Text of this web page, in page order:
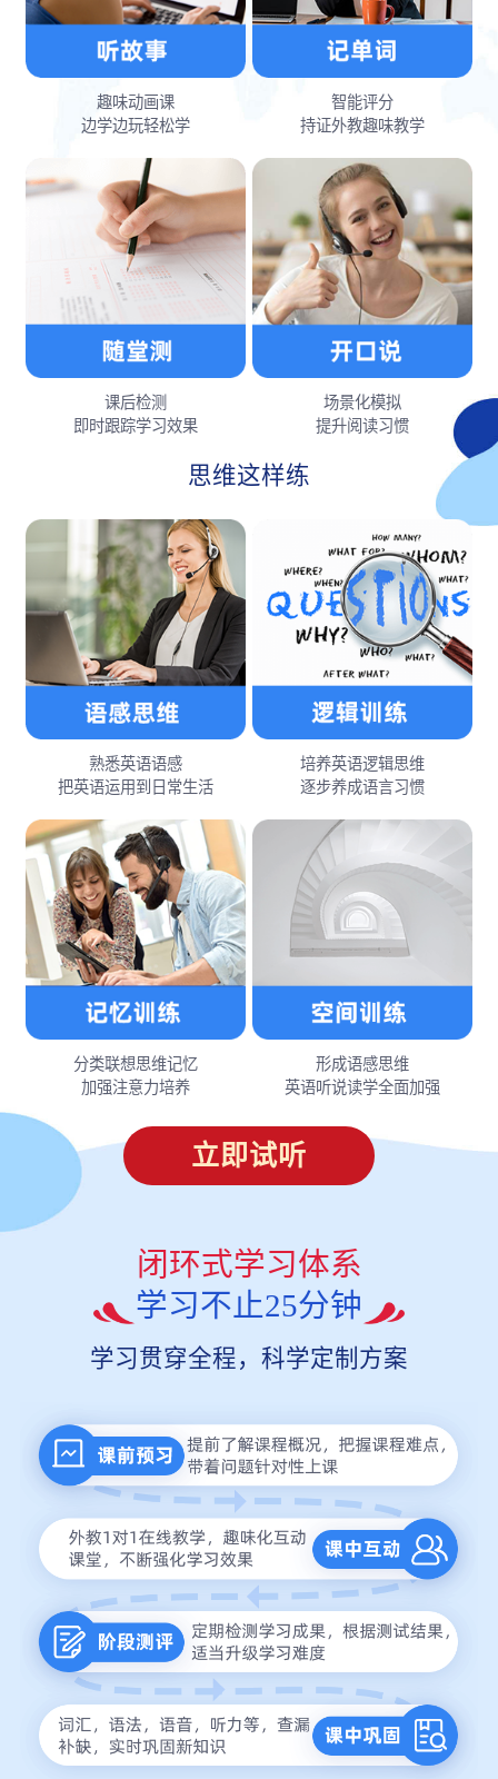
趣味动画课
边学边玩轻松学
智能评分
持证外教趣味教学
课后检测
即时跟踪学习效果
场景化模拟
提升阅读习惯
思维这样练
熟悉英语语感
把英语运用到日常生活
培养英语逻辑思维
逐步养成语言习惯
分类联想思维记忆
加强注意力培养
形成语感思维
英语听说读学全面加强
立即试听
闭环式学习体系
学习不止25分钟
学习贯穿全程，科学定制方案